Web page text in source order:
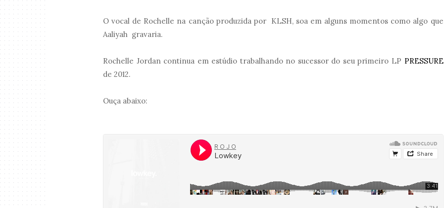
O vocal de Rochelle na canção produzida por KLSH, soa em alguns momentos como algo que
Aaliyah gravaria.
Rochelle Jordan continua em estúdio trabalhando no sucessor do seu primeiro LP PRESSURE
de 2012.
Ouça abaixo: